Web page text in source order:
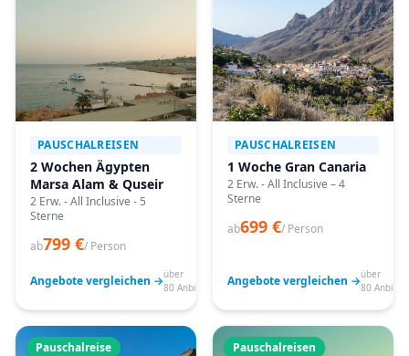
PAUSCHALREISEN
2 Wochen Ägypten
Marsa Alam & Quseir
2 Erw. - All Inclusive - 5
Sterne
ab799 €/ Person
Angebote vergleichen →über
80 Anbieter
PAUSCHALREISEN
1 Woche Gran Canaria
2 Erw. - All Inclusive – 4
Sterne
ab699 €/ Person
Angebote vergleichen →über
80
Pauschalreise Pauschalreisen